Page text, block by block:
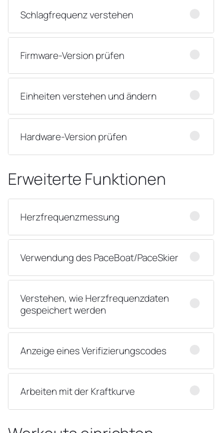
Schlagfrequenz verstehen
Firmware-Version prüfen
Einheiten verstehen und ändern
Hardware-Version prüfen
Erweiterte Funktionen
Herzfrequenzmessung
Verwendung des PaceBoat/PaceSkier
Verstehen, wie Herzfrequenzdaten
gespeichert werden
Anzeige eines Verifizierungscodes
Arbeiten mit der Kraftkurve